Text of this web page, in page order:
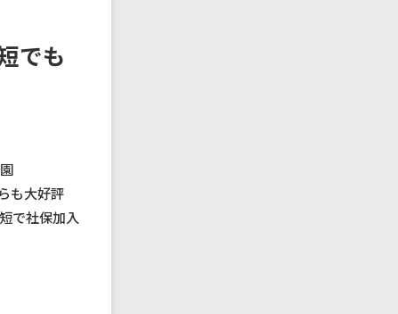
でも
も大好評
で社保加入